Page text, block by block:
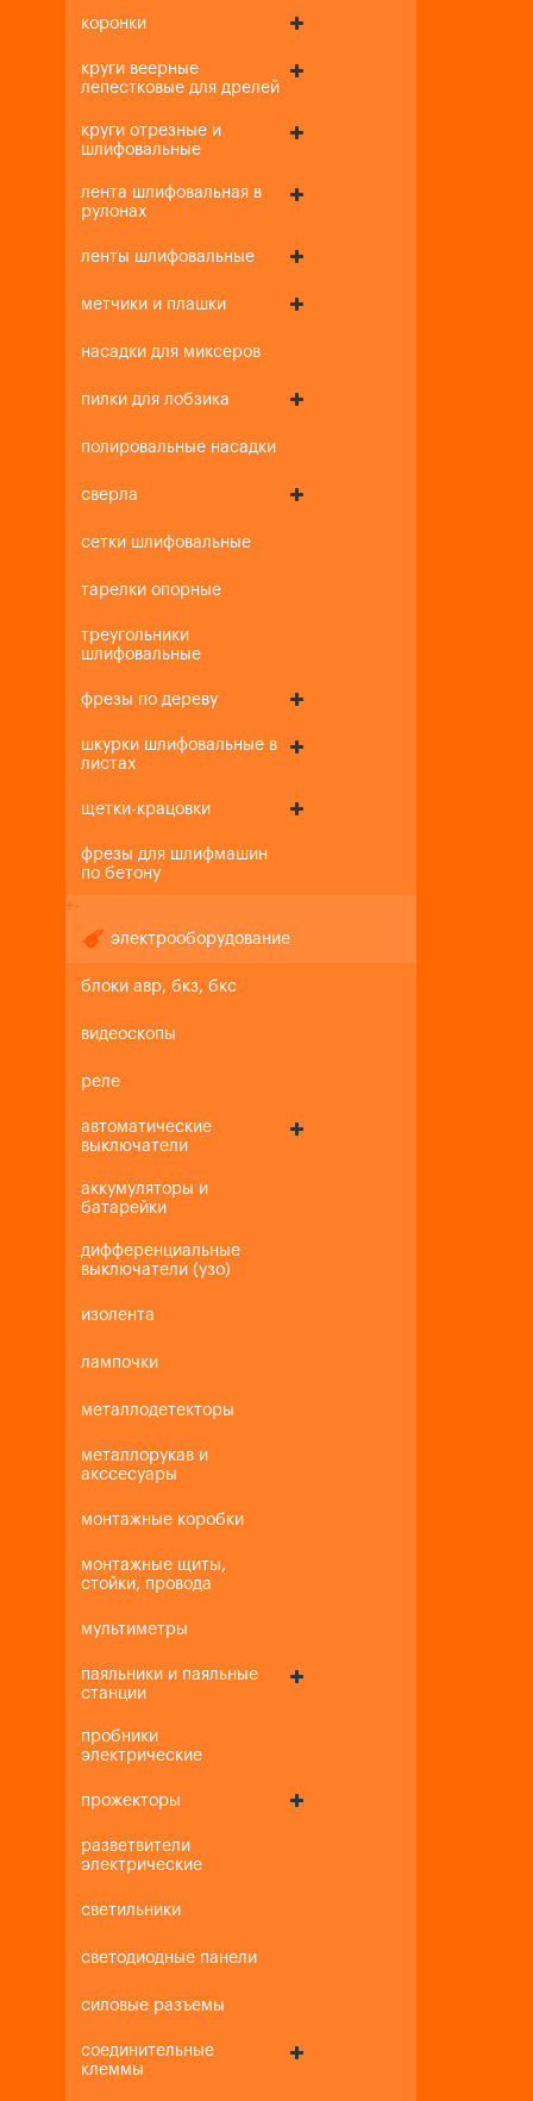
коронки
круги веерные
лепестковые для дрелей
круги отрезные и
шлифовальные
лента шлифовальная в
рулонах
ленты шлифовальные
метчики и плашки
насадки для миксеров
пилки для лобзика
полировальные насадки
сверла
сетки шлифовальные
тарелки опорные
треугольники
шлифовальные
фрезы по дереву
шкурки шлифовальные в
листах
щетки-крацовки
фрезы для шлифмашин
по бетону
+-
электрооборудование
блоки авр, бкз, бкс
видеоскопы
реле
автоматические
выключатели
аккумуляторы и
батарейки
дифференциальные
выключатели (узо)
изолента
лампочки
металлодетекторы
металлорукав и
акссесуары
монтажные коробки
монтажные щиты,
стойки, провода
мультиметры
паяльники и паяльные
станции
пробники
электрические
прожекторы
разветвители
электрические
светильники
светодиодные панели
силовые разъемы
соединительные
клеммы